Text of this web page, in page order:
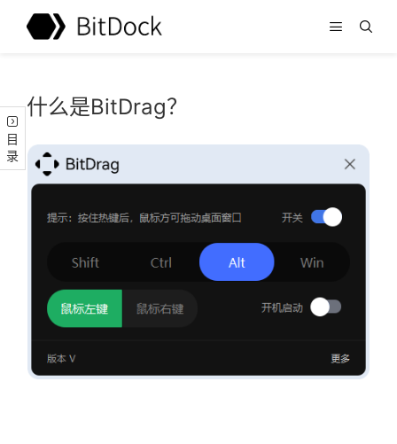
目录
什么是BitDrag？